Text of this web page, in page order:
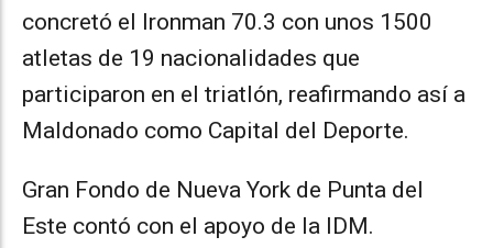
concretó el Ironman 70.3 con unos 1500
atletas de 19 nacionalidades que
participaron en el triatlón, reafirmando así a
Maldonado como Capital del Deporte.
Gran Fondo de Nueva York de Punta del
Este contó con el apoyo de la IDM.